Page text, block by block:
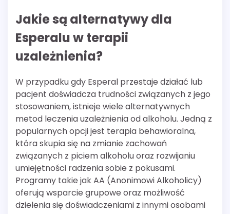
Jakie są alternatywy dla
Esperalu w terapii
uzależnienia?
W przypadku gdy Esperal przestaje działać lub
pacjent doświadcza trudności związanych z jego
stosowaniem, istnieje wiele alternatywnych
metod leczenia uzależnienia od alkoholu. Jedną z
popularnych opcji jest terapia behawioralna,
która skupia się na zmianie zachowań
związanych z piciem alkoholu oraz rozwijaniu
umiejętności radzenia sobie z pokusami.
Programy takie jak AA (Anonimowi Alkoholicy)
oferują wsparcie grupowe oraz możliwość
dzielenia się doświadczeniami z innymi osobami